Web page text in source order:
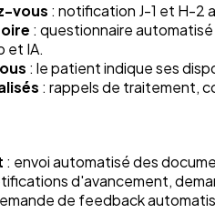
vous : notification J-1 et H-2
: questionnaire
et IA.
: le patient indique ses
: rappels de traitement,
: envoi automatisé des
d'avancement,
de feedback